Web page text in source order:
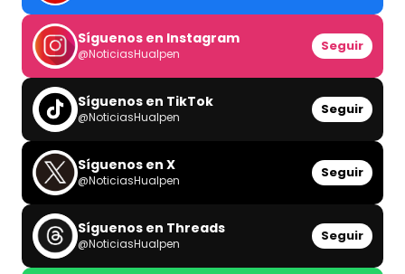
Síguenos en Instagram
@NoticiasHualpen Seguir
Síguenos en TikTok
@NoticiasHualpen Seguir
Síguenos en X
@NoticiasHualpen Seguir
Síguenos en Threads
@NoticiasHualpen Seguir